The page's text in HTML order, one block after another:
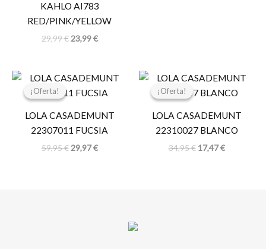
KAHLO AI783
RED/PINK/YELLOW
29,99€ 23,99€
¡Oferta!
¡Oferta!
LOLA CASADEMUNT
22307011 FUCSIA
59,95€
El
original
59,95 €.
29,97€
El
actual
29,97 €.
¡Oferta!
¡Oferta!
LOLA CASADEMUNT
22310027 BLANCO
34,95€
El
original
34,95 €.
17,47€
El
actual
17,47 €.